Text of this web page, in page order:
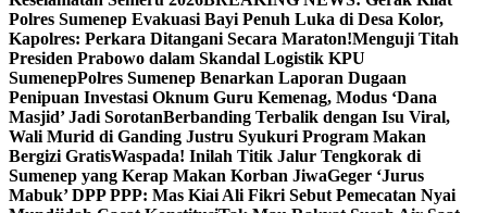
Polres Sumenep Evakuasi Bayi Penuh Luka di Desa Kolor,
Kapolres: Perkara Ditangani Secara Maraton!Menguji Titah
Presiden Prabowo dalam Skandal Logistik KPU
SumenepPolres Sumenep Benarkan Laporan Dugaan
Penipuan Investasi Oknum Guru Kemenag, Modus ‘Dana
Masjid’ Jadi SorotanBerbanding Terbalik dengan Isu Viral,
Wali Murid di Ganding Justru Syukuri Program Makan
Bergizi GratisWaspada! Inilah Titik Jalur Tengkorak di
Sumenep yang Kerap Makan Korban JiwaGeger ‘Jurus
Mabuk’ DPP PPP: Mas Kiai Ali Fikri Sebut Pemecatan Nyai